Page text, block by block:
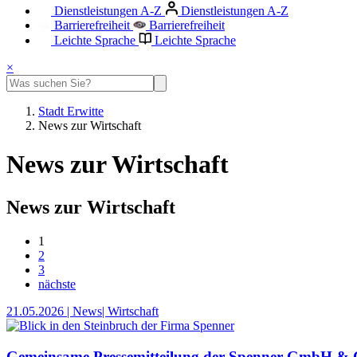
Dienstleistungen A-Z
Dienstleistungen A-Z
Barrierefreiheit
Barrierefreiheit
Leichte Sprache
Leichte Sprache
×
Stadt Erwitte
News zur Wirtschaft
News zur Wirtschaft
News zur Wirtschaft
1
2
3
nächste
21.05.2026 | News| Wirtschaft